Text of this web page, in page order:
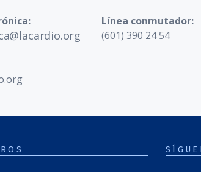
Línea conmutador:
(601) 390 24 54